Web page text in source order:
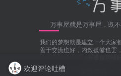
万事屋就是万事屋，既
我们的梦想就是建立一个大家
善于交流也好，内敛孤僻也罢
友链申请
欢迎评论吐槽